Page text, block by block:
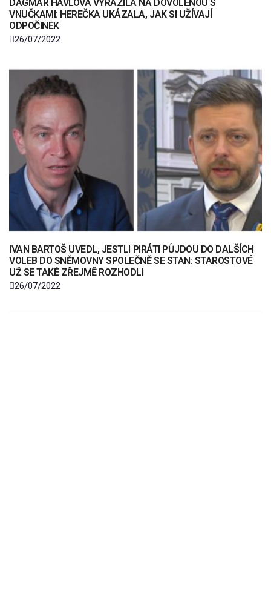
DAGMAR HAVLOVÁ VYRAZILA NA DOVOLENOU S
VNUČKAMI: HEREČKA UKÁZALA, JAK SI UŽÍVAJÍ
ODPOČINEK
26/07/2022
IVAN BARTOŠ UVEDL, JESTLI PIRÁTI PŮJDOU DO DALŠÍCH
VOLEB DO SNĚMOVNY SPOLEČNĚ SE STAN: STAROSTOVÉ
UŽ SE TAKÉ ZŘEJMĚ ROZHODLI
26/07/2022